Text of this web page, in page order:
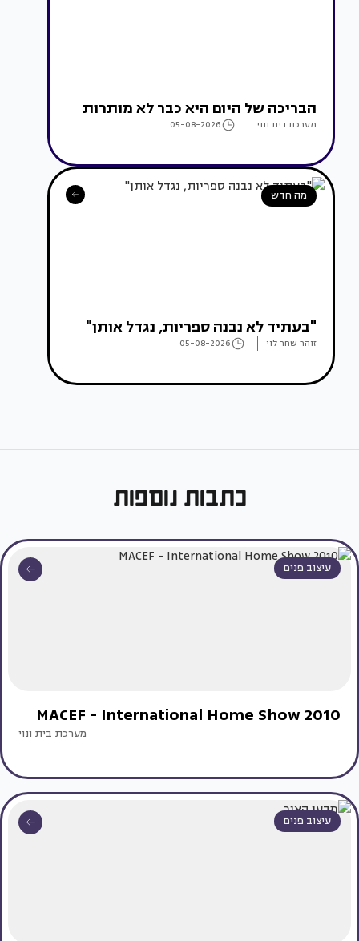
הבריכה של היום היא כבר לא מותרות
מערכת בית ונוי 05-08-2026
מה חדש
"בעתיד לא נבנה ספריות, נגדל אותן"
זוהר שחר לוי 05-08-2026
כתבות נוספות
עיצוב פנים
MACEF - International Home Show 2010
מערכת בית ונוי
עיצוב פנים